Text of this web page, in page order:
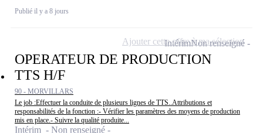
Publié il y a 8 jours
OPERATEUR DE PRODUCTION
TTS H/F
90 - MORVILLARS
Le job :Effectuer la conduite de plusieurs lignes de TTS..Attributions et
responsabilités de la fonction :- Vérifier les paramètres des moyens de production
mis en place.- Suivre la qualité produite...
Intérim - Non renseigné
IntérimNon renseigné
Ajouter cette offre à ma sélection